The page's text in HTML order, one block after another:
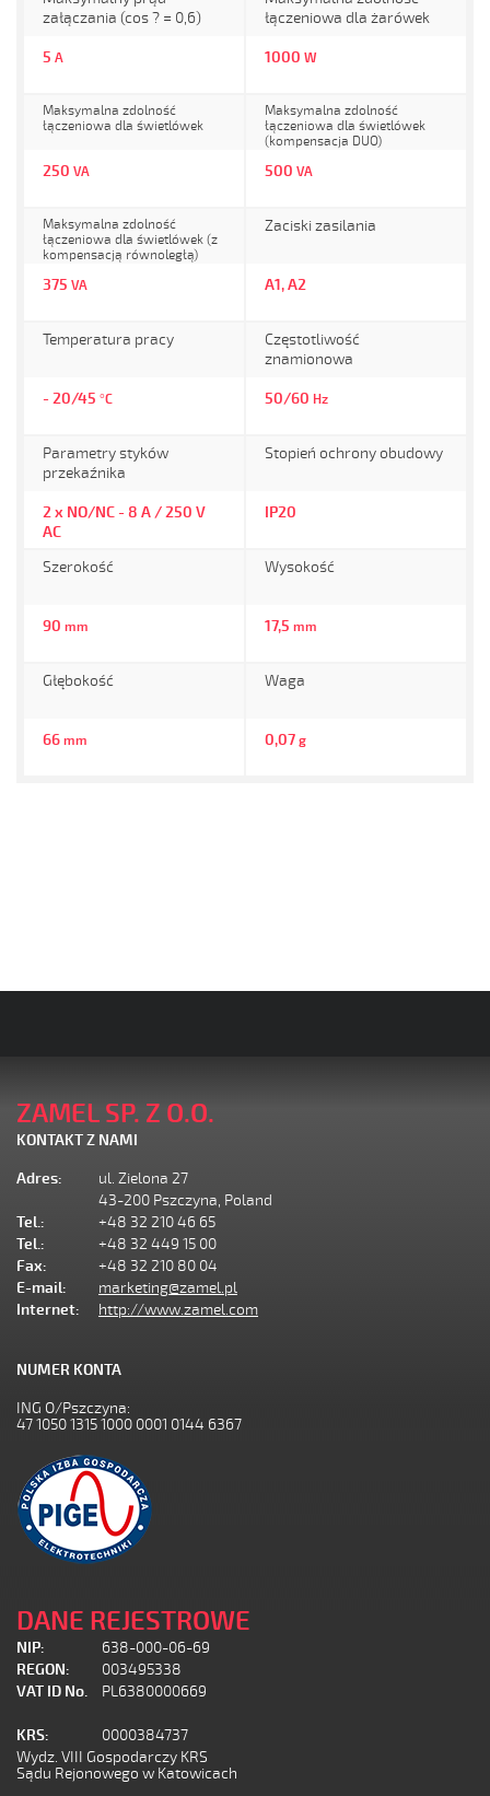
załączania (cos ? = 0,6)
5 A
łączeniowa dla żarówek
1000 W
Maksymalna zdolność
łączeniowa dla świetlówek
250 VA
Maksymalna zdolność
łączeniowa dla świetlówek
(kompensacja DUO)
500 VA
Maksymalna zdolność
łączeniowa dla świetlówek (z
kompensacją równoległą)
375 VA
Zaciski zasilania
A1, A2
Temperatura pracy
- 20/45 °C
Częstotliwość
znamionowa
50/60 Hz
Parametry styków
przekaźnika
2 x NO/NC - 8 A / 250 V
AC
Stopień ochrony obudowy
IP20
Szerokość
90 mm
Wysokość
17,5 mm
Głębokość
66 mm
Waga
0,07 g
ZAMEL SP. Z O.O.
KONTAKT Z NAMI
Adres:
ul. Zielona 27
43-200 Pszczyna, Poland
Tel.:
+48 32 210 46 65
Tel.:
+48 32 449 15 00
Fax:
+48 32 210 80 04
E-mail:
marketing@zamel.pl
Internet:
http://www.zamel.com
NUMER KONTA
ING O/Pszczyna:
47 1050 1315 1000 0001 0144 6367
DANE REJESTROWE
NIP:
638-000-06-69
REGON:
003495338
VAT ID No.
PL6380000669
KRS:
0000384737
Wydz. VIII Gospodarczy KRS
Sądu Rejonowego w Katowicach